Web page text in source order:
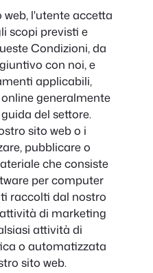
l'utente accetta
scopi previsti e
Condizioni, da
con noi, e
applicabili,
generalmente
del settore.
sito web o i
pubblicare o
che consiste
per computer
raccolti dal nostro
di marketing
attività di
o automatizzata
sito web.